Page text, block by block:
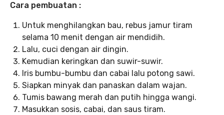
Cara pembuatan :
Untuk menghilangkan bau, rebus jamur tiram
selama 10 menit dengan air mendidih.
Lalu, cuci dengan air dingin.
Kemudian keringkan dan suwir-suwir.
Iris bumbu-bumbu dan cabai lalu potong sawi.
Siapkan minyak dan panaskan dalam wajan.
Tumis bawang merah dan putih hingga wangi.
Masukkan sosis, cabai, dan saus tiram.